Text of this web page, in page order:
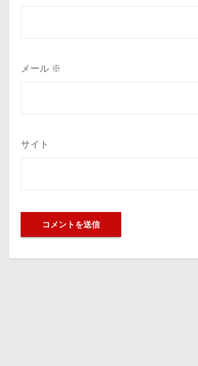
メール ※
サイト